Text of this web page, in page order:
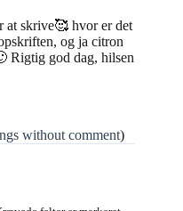
at skrive🥰 hvor er det
og ja citron
Rigtig god dag, hilsen
without comment)